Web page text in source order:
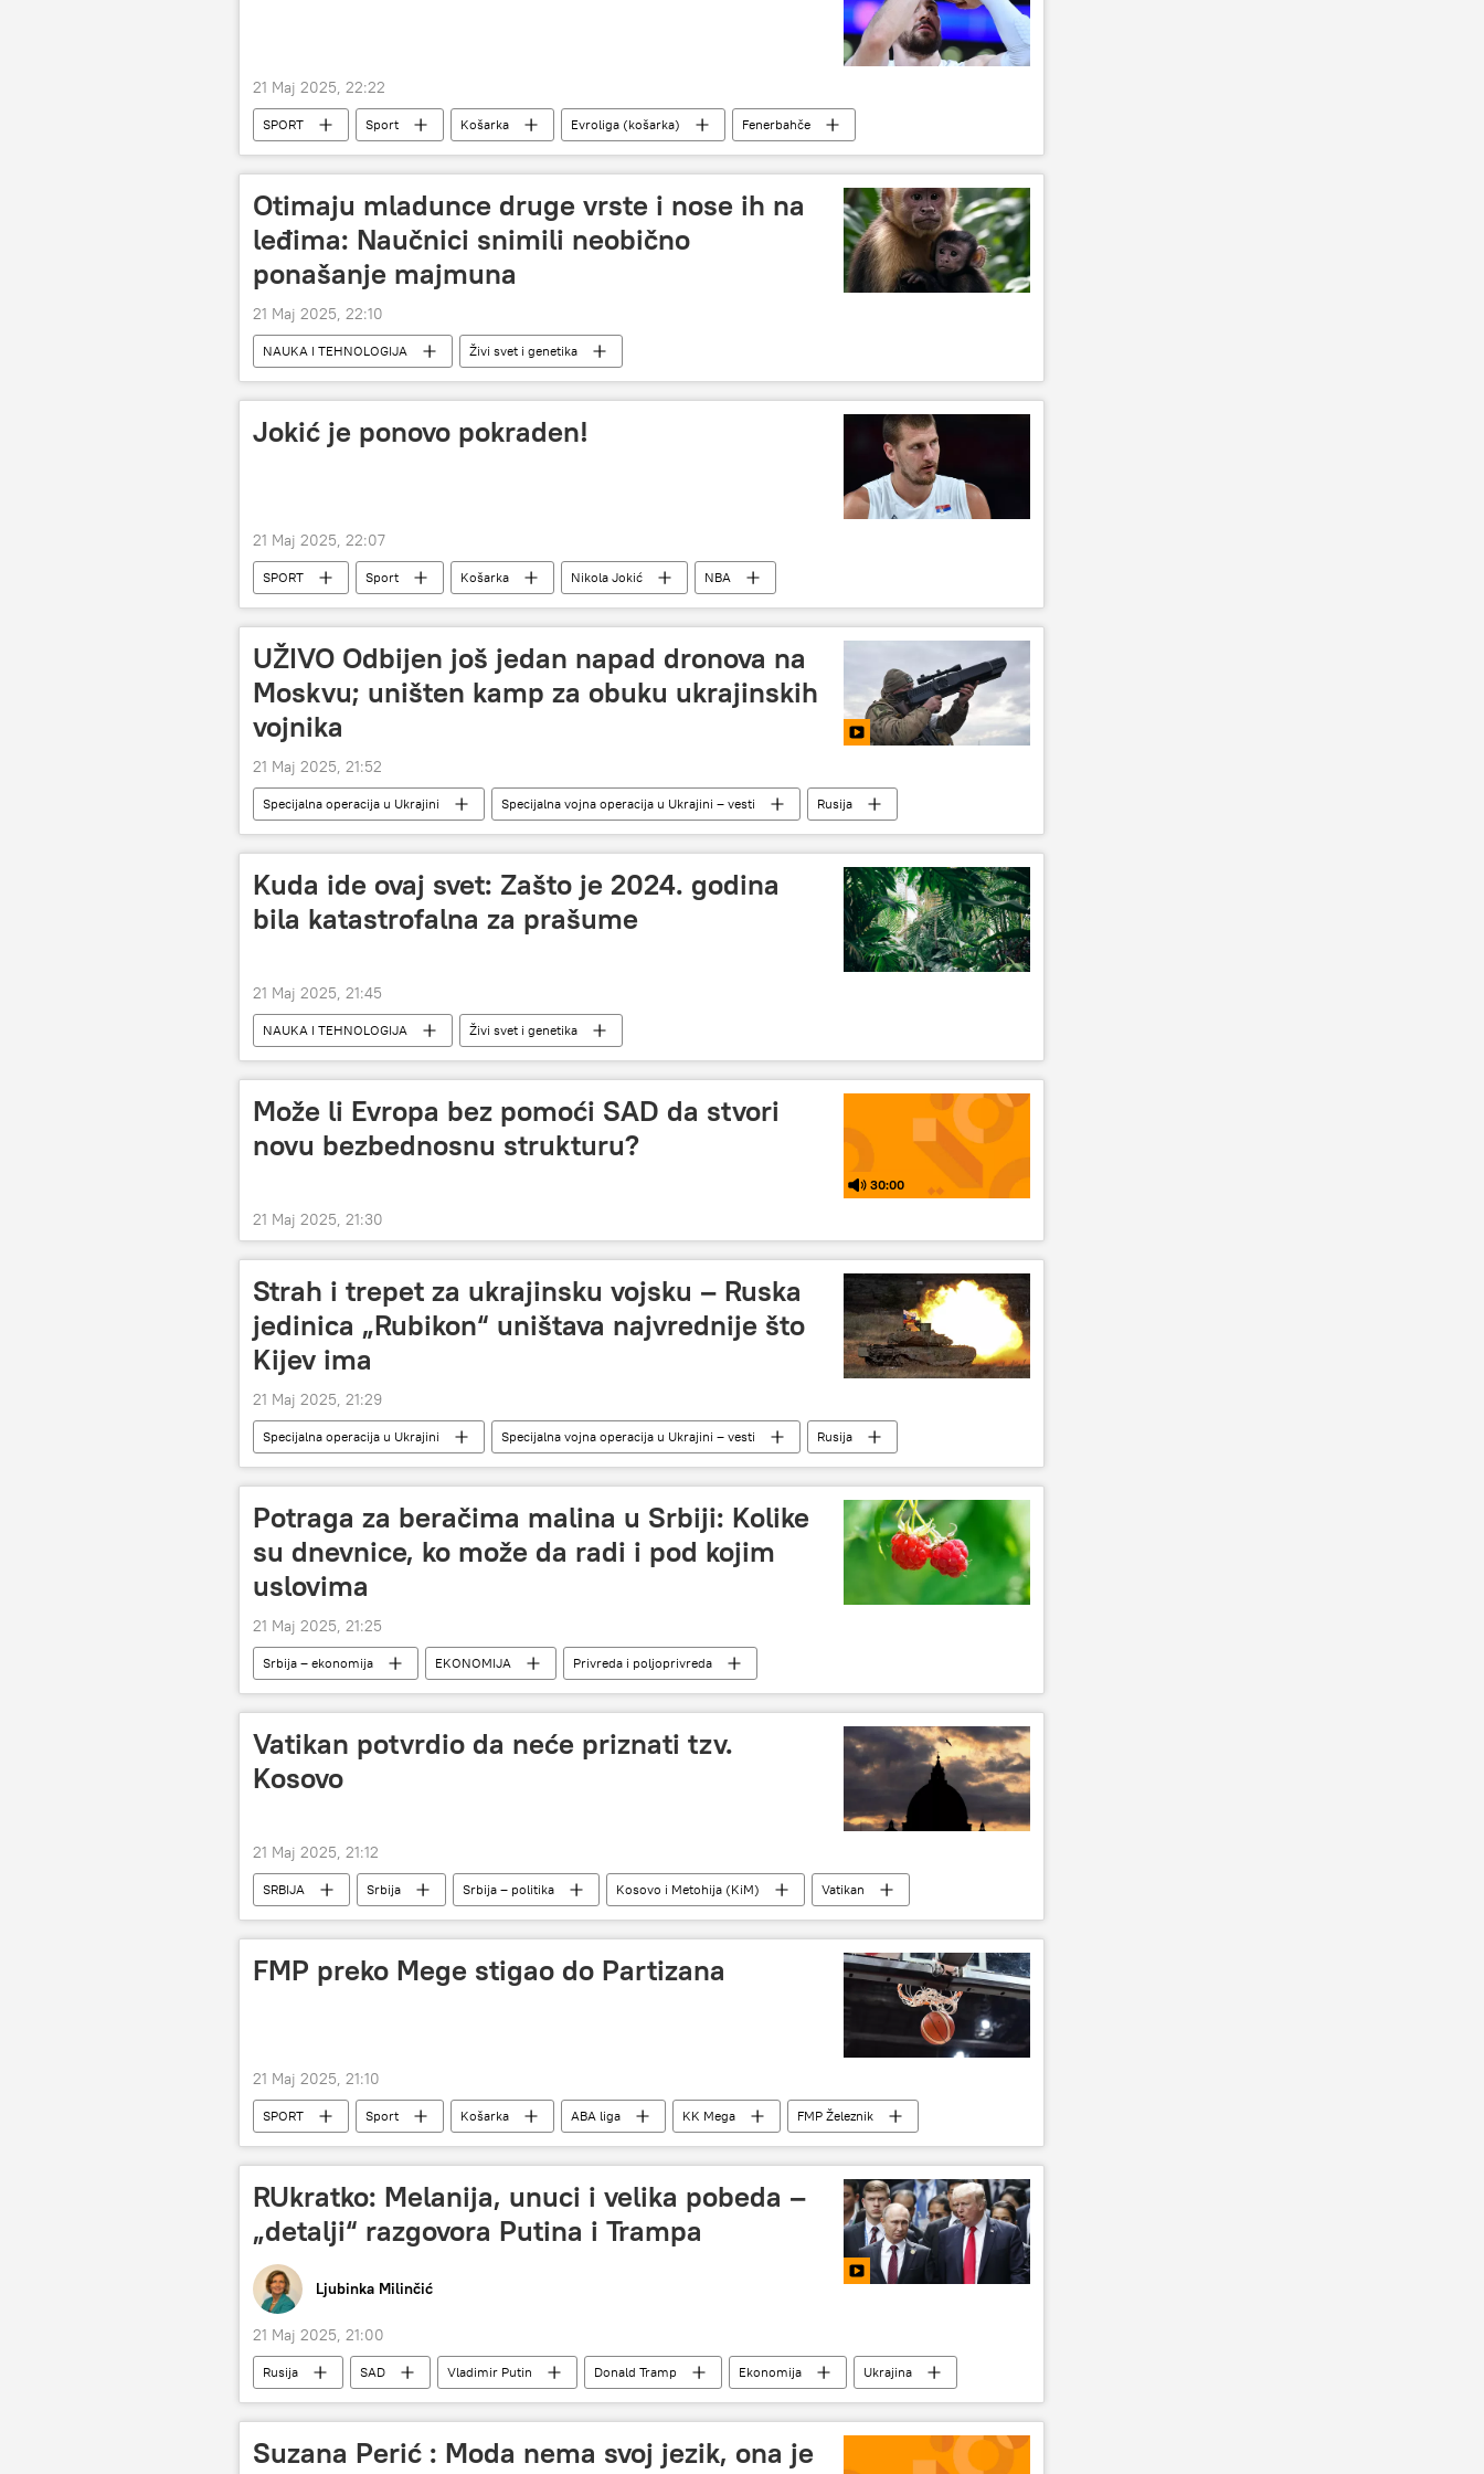
21 Maj 2025, 22:22
SPORT Sport Košarka Evroliga (košarka)
Fenerbahče
Marko Gudurić
Otimaju mladunce druge vrste i nose ih na
leđima: Naučnici snimili neobično
ponašanje majmuna
21 Maj 2025, 22:10
NAUKA I TEHNOLOGIJA Živi svet i genetika
Jokić je ponovo pokraden!
21 Maj 2025, 22:07
SPORT Sport Košarka Nikola Jokić NBA
UŽIVO Odbijen još jedan napad dronova na
Moskvu; uništen kamp za obuku ukrajinskih
vojnika
21 Maj 2025, 21:52
Specijalna operacija u Ukrajini Specijalna vojna operacija u Ukrajini – vesti
Rusija
Donbas
Kuda ide ovaj svet: Zašto je 2024. godina
bila katastrofalna za prašume
21 Maj 2025, 21:45
NAUKA I TEHNOLOGIJA Živi svet i genetika
Može li Evropa bez pomoći SAD da stvori
novu bezbednosnu strukturu?
30:00
21 Maj 2025, 21:30
Strah i trepet za ukrajinsku vojsku – Ruska
jedinica „Rubikon“ uništava najvrednije što
Kijev ima
21 Maj 2025, 21:29
Specijalna operacija u Ukrajini Specijalna vojna operacija u Ukrajini – vesti
Rusija
vojna jedinica
oružane snage Ukrajine
Potraga za beračima malina u Srbiji: Kolike
su dnevnice, ko može da radi i pod kojim
uslovima
21 Maj 2025, 21:25
Srbija – ekonomija EKONOMIJA Privreda i poljoprivreda
Vatikan potvrdio da neće priznati tzv.
Kosovo
21 Maj 2025, 21:12
SRBIJA Srbija Srbija – politika Kosovo i Metohija (KiM) Vatikan
FMP preko Mege stigao do Partizana
21 Maj 2025, 21:10
SPORT Sport Košarka ABA liga KK Mega FMP Železnik
RUkratko: Melanija, unuci i velika pobeda –
„detalji“ razgovora Putina i Trampa
Ljubinka Milinčić
21 Maj 2025, 21:00
Rusija SAD Vladimir Putin Donald Tramp Ekonomija
Ukrajina
RUkratko
Suzana Perić : Moda nema svoj jezik, ona je